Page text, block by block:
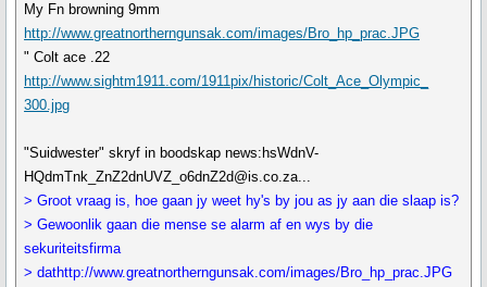
My Fn browning 9mm
http://www.greatnortherngunsak.com/images/Bro_hp_prac.JPG
" Colt ace .22
http://www.sightm1911.com/1911pix/historic/Colt_Ace_Olympic_
300.jpg
"Suidwester" skryf in boodskap news:hsWdnV-
HQdmTnk_ZnZ2dnUVZ_o6dnZ2d@is.co.za...
> Groot vraag is, hoe gaan jy weet hy's by jou as jy aan die slaap is?
> Gewoonlik gaan die mense se alarm af en wys by die
sekuriteitsfirma
> dathttp://www.greatnortherngunsak.com/images/Bro_hp_prac.JPG